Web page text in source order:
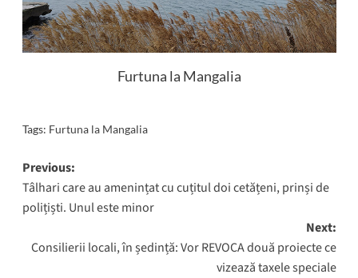
Furtuna la Mangalia
Tags: Furtuna la Mangalia
Post
navigation
Previous:
Tâlhari care au amenințat cu cuțitul doi cetățeni, prinși de
polițiști. Unul este minor
Next:
Consilierii locali, în ședință: Vor REVOCA două proiecte ce
vizează taxele speciale